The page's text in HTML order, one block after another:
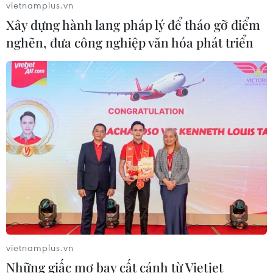
CƠ QUAN CHỦ QUẢN: THÔNG TẤN XÃ VIỆT NAM
Tổng Biên tập: TRẦN TIẾN DUẨN
Phó Tổng Biên tập: NGUYỄN THỊ TÁM, KHÚC THANH
THỦY
Sở hữu trí tuệ
Quy định sử dụng
RSS
Hỗ trợ
TTXVN
Dịch vụ tin
Quảng cáo
Liên hệ
vietnamplus.vn
Xây dựng hành lang pháp lý để tháo gỡ điểm
nghẽn, đưa công nghiệp văn hóa phát triển
vietnamplus.vn
Những giấc mơ bay cất cánh từ Vietjet